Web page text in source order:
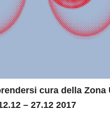
cura della Zona
– 27.12 2017